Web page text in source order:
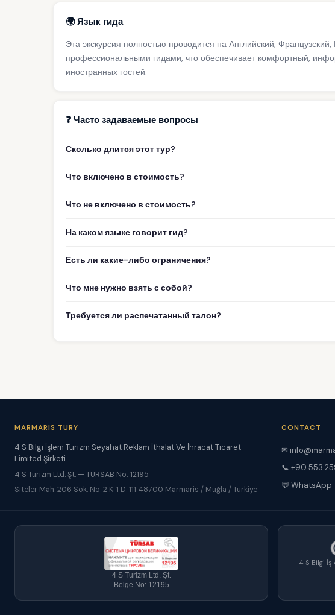
🌍 Язык гида
Эта экскурсия полностью проводится на Английский,
профессиональными гидами, что обеспечивает комфортный,
иностранных гостей.
❓ Часто задаваемые вопросы
Сколько длится этот тур?
Что включено в стоимость?
Что не включено в стоимость?
На каком языке говорит гид?
Есть ли какие-либо ограничения?
Что мне нужно взять с собой?
Требуется ли распечатанный талон?
MARMARIS TURY
4 S Bilgi İşlem Turizm Seyahat Reklam İthalat Ve İhracat Ticaret
Limited Şirketi
4 S Turizm Ltd. Şt. — TÜRSAB No: 12195
Siteler Mah. 206 Sok. No. 2 K. 1 D. 111 48700 Marmaris / Muğla / Türkiye
CONTACT
✉
📞 +90 553
💬 WhatsApp
4 S Turizm Ltd. Şt.
Belge No: 12195
4 S Bilgi